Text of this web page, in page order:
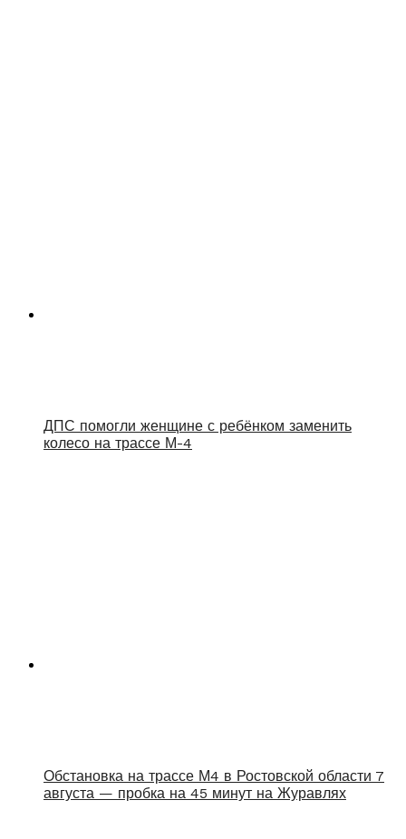
ДПС помогли женщине с ребёнком заменить
колесо на трассе М-4
Обстановка на трассе М4 в Ростовской области 7
августа — пробка на 45 минут на Журавлях